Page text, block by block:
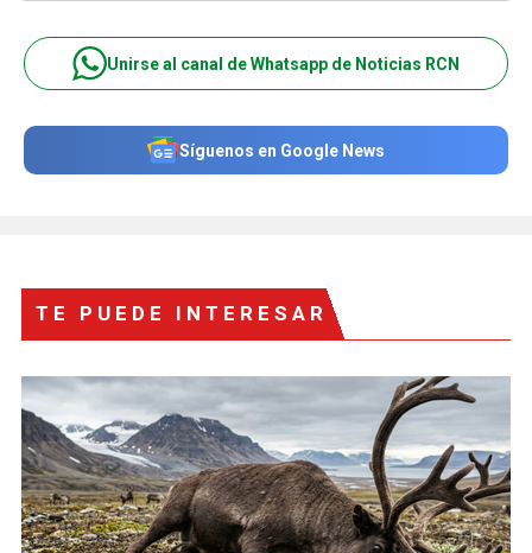
Unirse al canal de Whatsapp de Noticias RCN
Síguenos en Google News
TE PUEDE INTERESAR